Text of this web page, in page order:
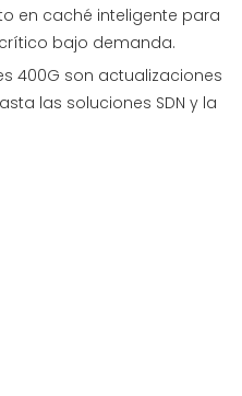
en caché inteligente para
bajo demanda.
400G son actualizaciones
las soluciones SDN y la